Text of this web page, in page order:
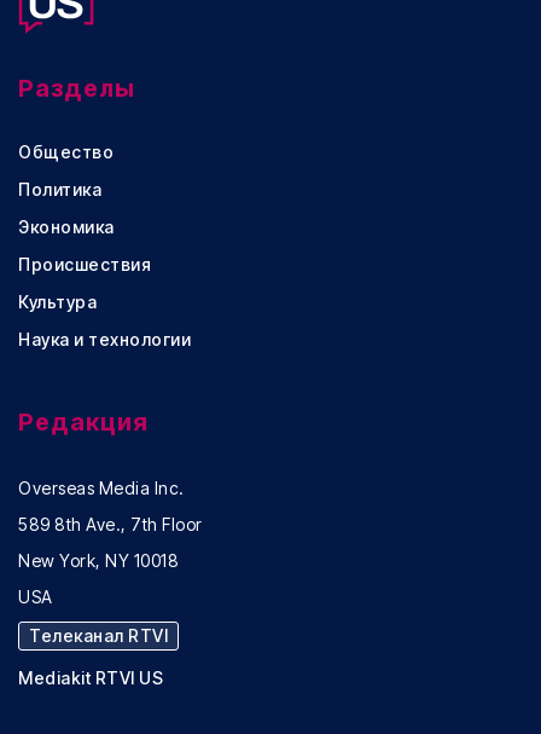
Разделы
Общество
Политика
Экономика
Происшествия
Культура
Наука и технологии
Редакция
Overseas Media Inc.
589 8th Ave., 7th Floor
New York, NY 10018
USA
Телеканал RTVI
Mediakit RTVI US